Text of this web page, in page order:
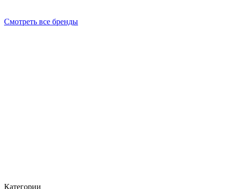
Смотреть все бренды
Категории